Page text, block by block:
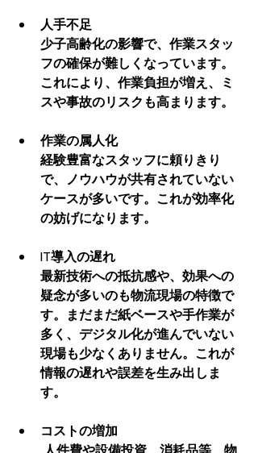
人手不足
少子高齢化の影響で、作業スタッ
フの確保が難しくなっています。
これにより、作業負担が増え、ミ
スや事故のリスクも高まります。
作業の属人化
経験豊富なスタッフに頼りきり
で、ノウハウが共有されていない
ケースが多いです。これが効率化
の妨げになります。
IT導入の遅れ
最新技術への抵抗感や、効果への
疑念が多いのも物流現場の特徴で
す。まだまだ紙ベースや手作業が
多く、デジタル化が進んでいない
現場も少なくありません。これが
情報の遅れや誤差を生み出しま
す。
コストの増加